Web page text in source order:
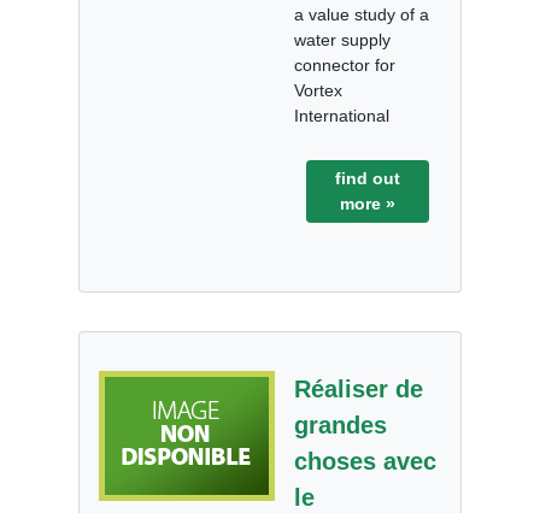
a value study of a
water supply
connector for
Vortex
International
find out
more »
Réaliser de
grandes
choses avec
le